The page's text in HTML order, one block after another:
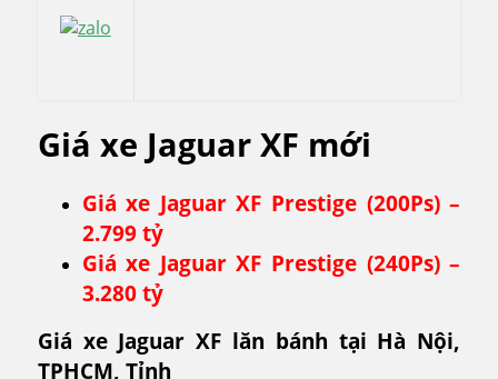
Giá xe Jaguar XF mới
Giá xe Jaguar XF Prestige (200Ps) –
2.799 tỷ
Giá xe Jaguar XF Prestige (240Ps) –
3.280 tỷ
Giá xe Jaguar XF lăn bánh tại Hà Nội,
TPHCM, Tỉnh